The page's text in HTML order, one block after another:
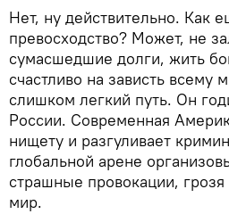
Нет, ну действительно. Как
превосходство? Может, не
сумасшедшие долги, жить
счастливо на зависть всему
слишком легкий путь. Он
России. Современная
нищету и разгуливает
глобальной арене
страшные провокации, грозя
мир.